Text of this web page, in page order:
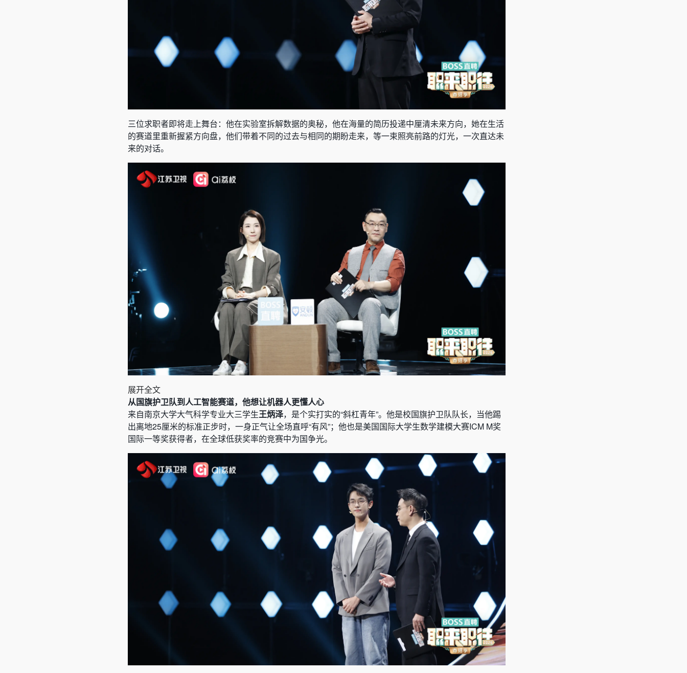
三位求职者即将走上舞台：他在实验室拆解数据的奥秘，他在海量的简历投递中厘清未来方向，她在生活
的赛道里重新握紧方向盘，他们带着不同的过去与相同的期盼走来，等一束照亮前路的灯光，一次直达未
来的对话。
展开全文
从国旗护卫队到人工智能赛道，他想让机器人更懂人心
来自南京大学大气科学专业大三学生王炳泽，是个实打实的“斜杠青年”。他是校国旗护卫队队长，当他踢
出离地25厘米的标准正步时，一身正气让全场直呼“有风”；他也是美国国际大学生数学建模大赛ICM M奖
国际一等奖获得者，在全球低获奖率的竞赛中为国争光。